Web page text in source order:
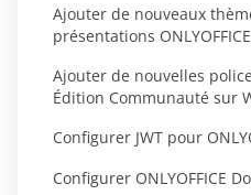
Ajouter de nouveaux
présentations
Ajouter de nouvelles
Édition Communauté sur
Configurer JWT pour
Configurer ONLYOFFICE